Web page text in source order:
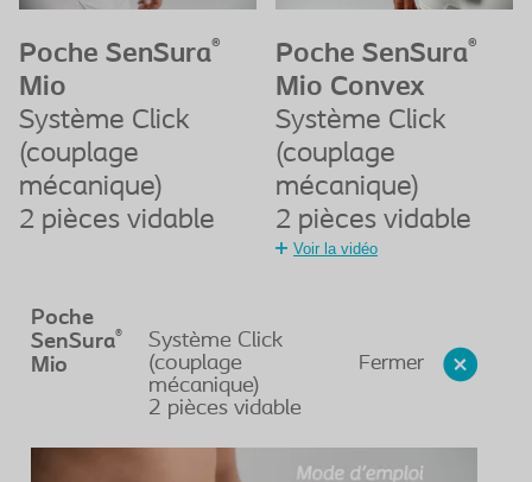
Poche SenSura®
Mio
Système Click
(couplage
mécanique)
2 pièces vidable
Poche SenSura®
Mio Convex
Système Click
(couplage
mécanique)
2 pièces vidable
Voir la vidéo
Fermer
Poche
SenSura®
Mio
Système Click
(couplage
mécanique)
2 pièces vidable